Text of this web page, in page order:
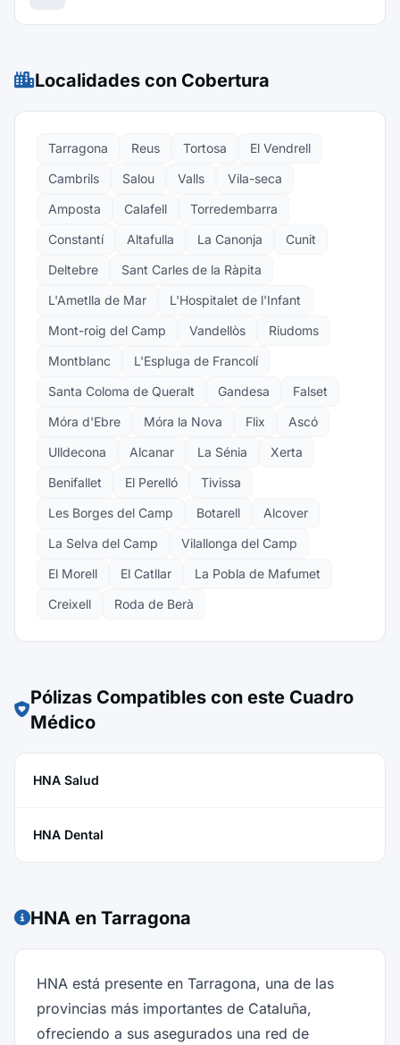
Localidades con Cobertura
Tarragona Reus Tortosa
El Vendrell
Cambrils
Salou Valls
Vila-seca
Amposta
Calafell
Torredembarra
Constantí
Altafulla La Canonja
Cunit
Deltebre
Sant Carles de la Ràpita
L'Ametlla de Mar
L'Hospitalet de l'Infant
Mont-roig del Camp
Vandellòs
Riudoms
Montblanc
L'Espluga de Francolí
Santa Coloma de Queralt
Gandesa
Falset
Móra d'Ebre
Móra la Nova Flix
Ascó
Ulldecona
Alcanar La Sénia
Xerta
Benifallet
El Perelló
Tivissa
Les Borges del Camp
Botarell
Alcover
La Selva del Camp
Vilallonga del Camp
El Morell
El Catllar
La Pobla de Mafumet
Creixell
Roda de Berà
Pólizas Compatibles con este Cuadro
Médico
HNA Salud
HNA Dental
HNA en Tarragona
HNA está presente en Tarragona, una de las
provincias más importantes de Cataluña,
ofreciendo a sus asegurados una red de